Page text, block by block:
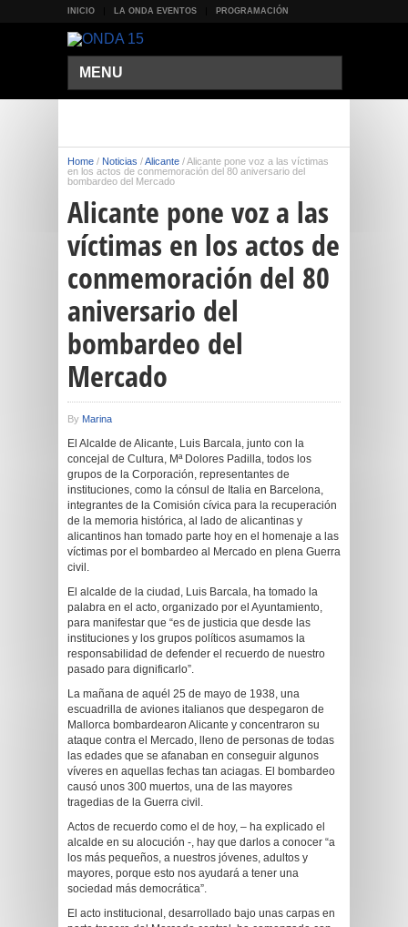
INICIO LA ONDA EVENTOS PROGRAMACIÓN
MENU
Home / Noticias /Alicante /Alicante pone voz a las víctimas
en los actos de conmemoración del 80 aniversario del
bombardeo del Mercado
Alicante pone voz a las
víctimas en los actos de
conmemoración del 80
aniversario del
bombardeo del
Mercado
By Marina
El Alcalde de Alicante, Luis Barcala, junto con la
concejal de Cultura, Mª Dolores Padilla, todos los
grupos de la Corporación, representantes de
instituciones, como la cónsul de Italia en Barcelona,
integrantes de la Comisión cívica para la recuperación
de la memoria histórica, al lado de alicantinas y
alicantinos han tomado parte hoy en el homenaje a las
víctimas por el bombardeo al Mercado en plena Guerra
civil.
El alcalde de la ciudad, Luis Barcala, ha tomado la
palabra en el acto, organizado por el Ayuntamiento,
para manifestar que “es de justicia que desde las
instituciones y los grupos políticos asumamos la
responsabilidad de defender el recuerdo de nuestro
pasado para dignificarlo”.
La mañana de aquél 25 de mayo de 1938, una
escuadrilla de aviones italianos que despegaron de
Mallorca bombardearon Alicante y concentraron su
ataque contra el Mercado, lleno de personas de todas
las edades que se afanaban en conseguir algunos
víveres en aquellas fechas tan aciagas. El bombardeo
causó unos 300 muertos, una de las mayores
tragedias de la Guerra civil.
Actos de recuerdo como el de hoy, – ha explicado el
alcalde en su alocución -, hay que darlos a conocer “a
los más pequeños, a nuestros jóvenes, adultos y
mayores, porque esto nos ayudará a tener una
sociedad más democrática”.
El acto institucional, desarrollado bajo unas carpas en